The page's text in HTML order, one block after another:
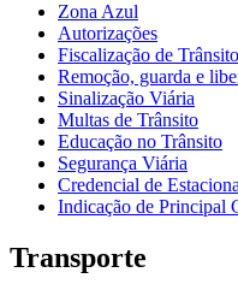
Zona Azul
Autorizações
Fiscalização de Trânsito
Remoção, guarda e
Sinalização Viária
Multas de Trânsito
Educação no Trânsito
Segurança Viária
Credencial de
Indicação de Principal
Transporte